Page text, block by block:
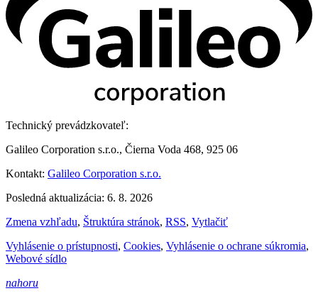
Technický prevádzkovateľ:
Galileo Corporation s.r.o., Čierna Voda 468, 925 06
Kontakt: Galileo Corporation s.r.o.
Posledná aktualizácia: 6. 8. 2026
Zmena vzhľadu, Štruktúra stránok, RSS, Vytlačiť
Vyhlásenie o prístupnosti, Cookies, Vyhlásenie o ochrane súkromia,
Webové sídlo
nahoru